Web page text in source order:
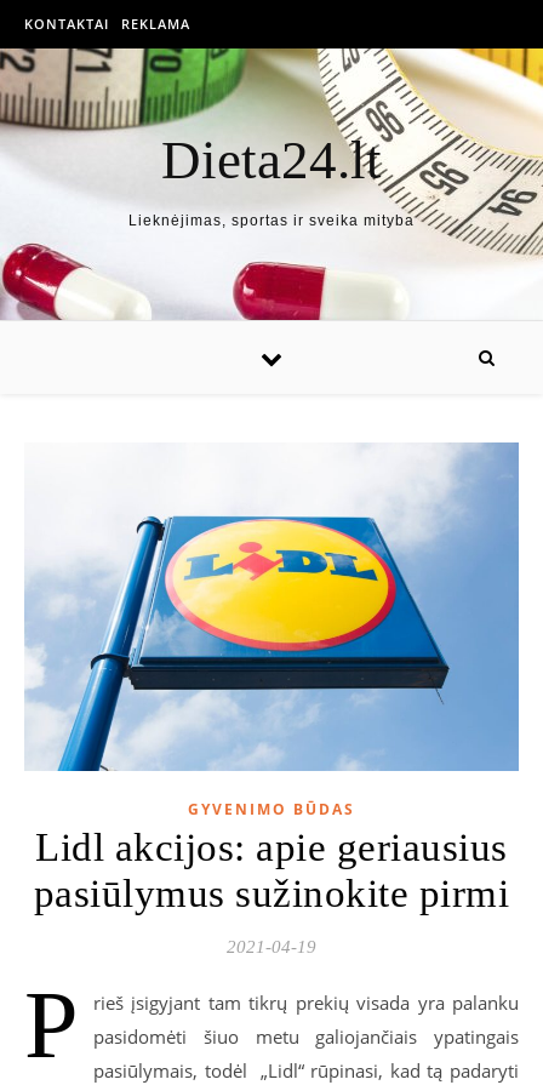
KONTAKTAI REKLAMA
Dieta24.lt
Lieknėjimas, sportas ir sveika mityba
GYVENIMO BŪDAS
Lidl akcijos: apie geriausius
pasiūlymus sužinokite pirmi
2021-04-19
P
rieš įsigyjant tam tikrų prekių visada yra palanku
pasidomėti šiuo metu galiojančiais ypatingais
pasiūlymais, todėl „Lidl“ rūpinasi, kad tą padaryti